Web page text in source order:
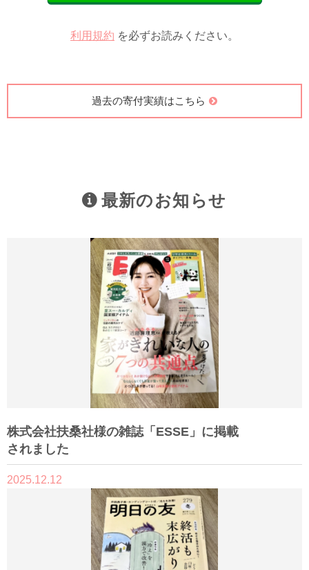
利用規約 を必ずお読みください。
過去の寄付実績はこちら
最新のお知らせ
株式会社扶桑社様の雑誌「ESSE」に掲載
されました
2025.12.12